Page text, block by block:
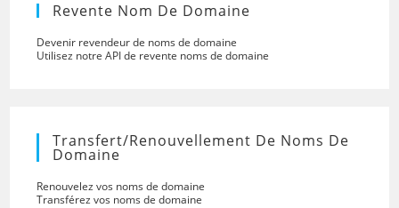
Revente Nom De Domaine
Devenir revendeur de noms de domaine
Utilisez notre API de revente noms de domaine
Transfert/renouvellement De Noms De
Domaine
Renouvelez vos noms de domaine
Transférez vos noms de domaine